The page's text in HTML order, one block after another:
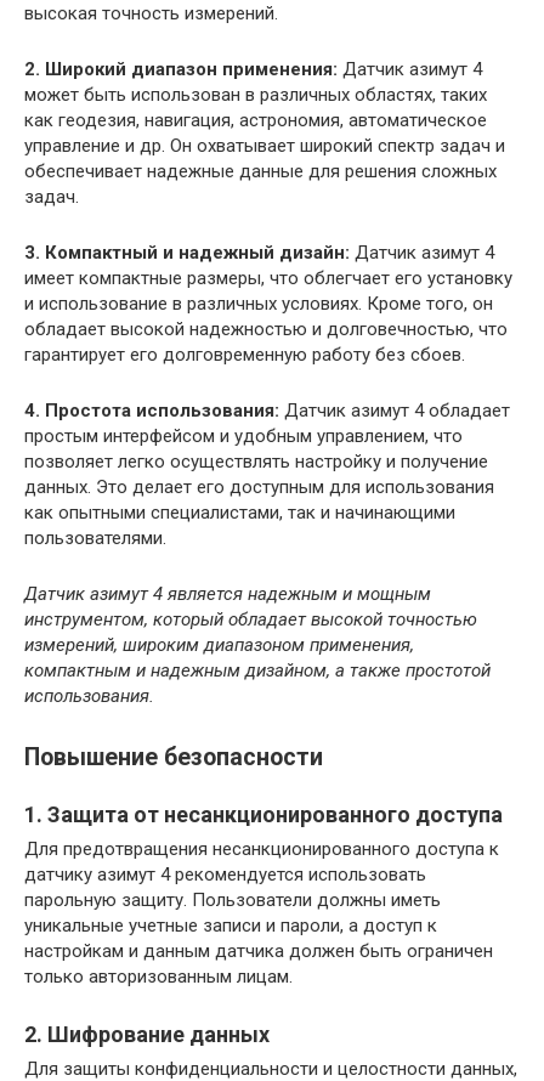
высокая точность измерений.
2. Широкий диапазон применения: Датчик азимут 4
может быть использован в различных областях, таких
как геодезия, навигация, астрономия, автоматическое
управление и др. Он охватывает широкий спектр задач и
обеспечивает надежные данные для решения сложных
задач.
3. Компактный и надежный дизайн: Датчик азимут 4
имеет компактные размеры, что облегчает его установку
и использование в различных условиях. Кроме того, он
обладает высокой надежностью и долговечностью, что
гарантирует его долговременную работу без сбоев.
4. Простота использования: Датчик азимут 4 обладает
простым интерфейсом и удобным управлением, что
позволяет легко осуществлять настройку и получение
данных. Это делает его доступным для использования
как опытными специалистами, так и начинающими
пользователями.
Датчик азимут 4 является надежным и мощным
инструментом, который обладает высокой точностью
измерений, широким диапазоном применения,
компактным и надежным дизайном, а также простотой
использования.
Повышение безопасности
1. Защита от несанкционированного доступа
Для предотвращения несанкционированного доступа к
датчику азимут 4 рекомендуется использовать
парольную защиту. Пользователи должны иметь
уникальные учетные записи и пароли, а доступ к
настройкам и данным датчика должен быть ограничен
только авторизованным лицам.
2. Шифрование данных
Для защиты конфиденциальности и целостности данных,